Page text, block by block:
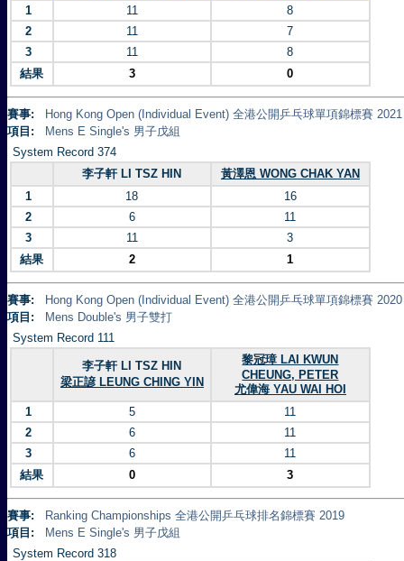
1
11
8
2
11
7
3
11
8
結果
3 0
賽事:
Hong Kong Open (Individual Event) 全港公開乒乓球單項錦標賽 2021
項目:
Mens E Single's 男子戊組
System Record 374
李子軒 LI TSZ HIN
黃澤恩 WONG CHAK YAN
1
18
16
2
6
11
3
11
3
結果
2 1
賽事:
Hong Kong Open (Individual Event) 全港公開乒乓球單項錦標賽 2020
項目:
Mens Double's 男子雙打
System Record 111
李子軒 LI TSZ HIN
梁正諺 LEUNG CHING YIN
黎冠璋 LAI KWUN
CHEUNG, PETER
尤偉海 YAU WAI HOI
1
5
11
2
6
11
3
6
11
結果
0 3
賽事:
Ranking Championships 全港公開乒乓球排名錦標賽 2019
項目:
Mens E Single's 男子戊組
System Record 318